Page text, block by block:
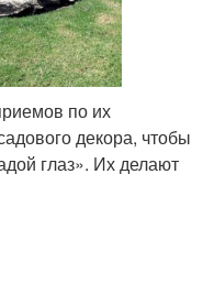
по их
декора, чтобы
глаз». Их делают